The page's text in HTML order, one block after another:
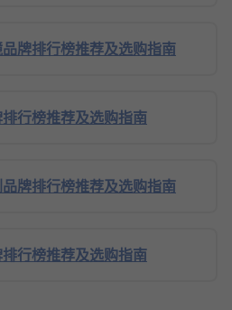
牌排行榜推荐及选购指南
行榜推荐及选购指南
牌排行榜推荐及选购指南
行榜推荐及选购指南